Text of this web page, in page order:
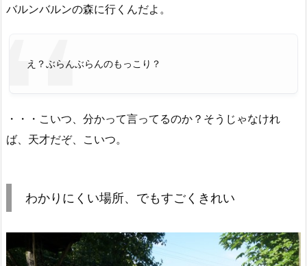
バルンバルンの森に行くんだよ。
え？ぶらんぶらんのもっこり？
・・・こいつ、分かって言ってるのか？そうじゃなけれ
ば、天才だぞ、こいつ。
わかりにくい場所、でもすごくきれい